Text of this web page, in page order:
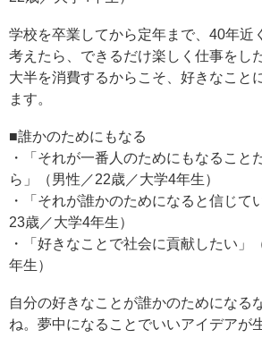
学校を卒業してから定年まで、40年近
考えたら、できるだけ楽しく仕事をし
大半を消費するからこそ、好きなこと
ます。
■誰かのためにもなる
・「それが一番人のためにもなること
ら」（男性／22歳／大学4年生）
・「それが誰かのためになると信じて
23歳／大学4年生）
・「好きなことで社会に貢献したい」
年生）
自分の好きなことが誰かのためになる
ね。夢中になることでいいアイデアが